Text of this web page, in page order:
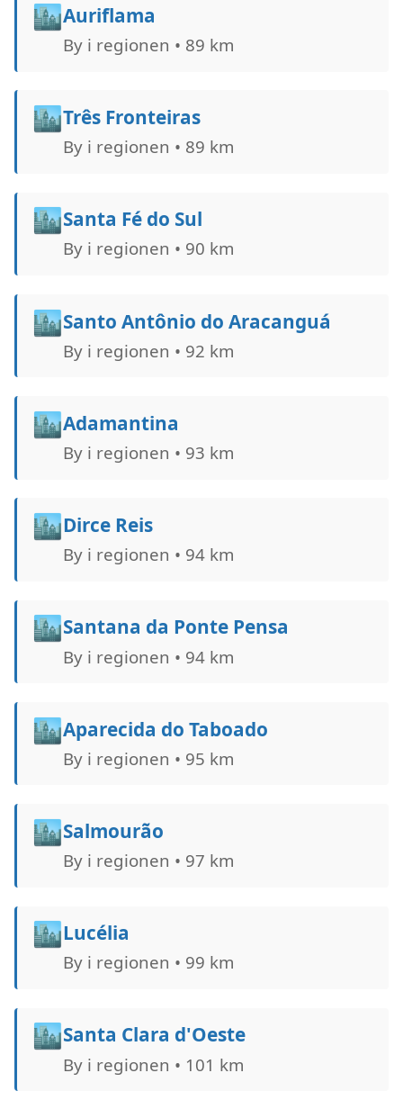
🏙️Auriflama
By i regionen • 89 km
🏙️Três Fronteiras
By i regionen • 89 km
🏙️Santa Fé do Sul
By i regionen • 90 km
🏙️Santo Antônio do Aracanguá
By i regionen • 92 km
🏙️Adamantina
By i regionen • 93 km
🏙️Dirce Reis
By i regionen • 94 km
🏙️Santana da Ponte Pensa
By i regionen • 94 km
🏙️Aparecida do Taboado
By i regionen • 95 km
🏙️Salmourão
By i regionen • 97 km
🏙️Lucélia
By i regionen • 99 km
🏙️Santa Clara d'Oeste
By i regionen • 101 km